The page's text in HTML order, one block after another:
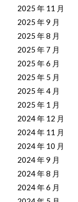
2025 年 11 月
2025 年 9 月
2025 年 8 月
2025 年 7 月
2025 年 6 月
2025 年 5 月
2025 年 4 月
2025 年 1 月
2024 年 12 月
2024 年 11 月
2024 年 10 月
2024 年 9 月
2024 年 8 月
2024 年 6 月